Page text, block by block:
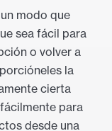
modo que
sea fácil para
o volver a
la
cierta
para
desde una